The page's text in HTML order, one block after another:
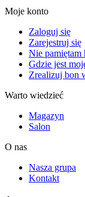
Moje konto
Zaloguj się
Zarejestruj się
Nie pamiętam
Gdzie jest
Zrealizuj bon
Warto wiedzieć
Magazyn
Salon
O nas
Nasza grupa
Kontakt